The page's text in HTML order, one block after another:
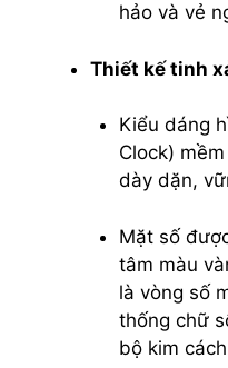
hảo và vẻ
Thiết kế tinh
Kiểu dáng
Clock)
dày dặn,
Mặt số
tâm màu
là vòng số
thống chữ
bộ kim